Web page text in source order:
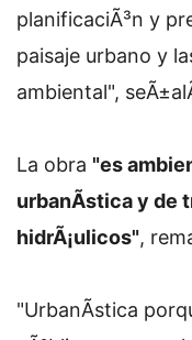
planificaciÃ³n y
paisaje urbano y
ambiental",
La obra "es
urbanÃ­stica y de
hidrÃ¡ulicos",
"UrbanÃ­stica